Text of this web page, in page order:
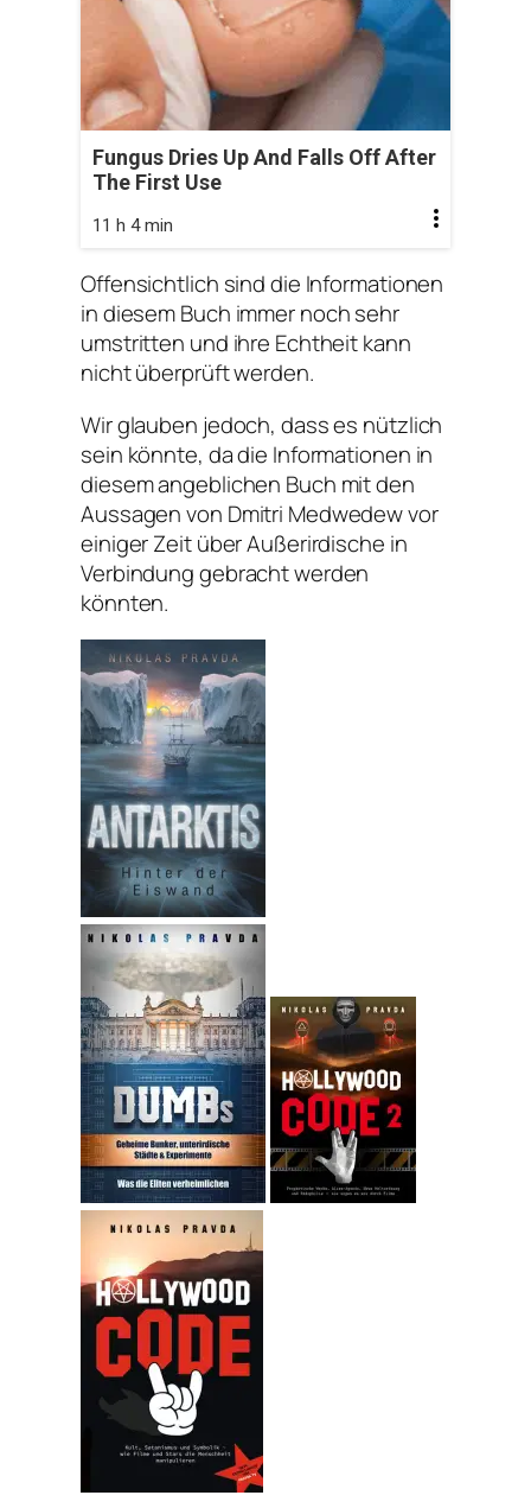
Fungus Dries Up And Falls Off After
The First Use
11 h 4 min
Offensichtlich sind die Informationen
in diesem Buch immer noch sehr
umstritten und ihre Echtheit kann
nicht überprüft werden.
Wir glauben jedoch, dass es nützlich
sein könnte, da die Informationen in
diesem angeblichen Buch mit den
Aussagen von Dmitri Medwedew vor
einiger Zeit über Außerirdische in
Verbindung gebracht werden
könnten.